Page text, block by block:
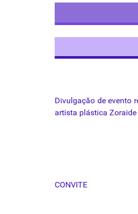
Divulgação deevento
artista plástica Zoraide
CONVITE